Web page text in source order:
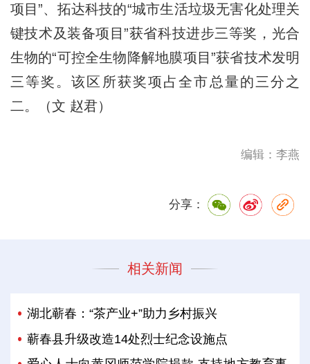
项目”、拓达科技的“城市生活垃圾无害化处理关
键技术及装备项目”获省科技进步三等奖，光合
生物的“可控全生物降解地膜项目”获省技术发明
三等奖。该区所获奖项占全市总量的三分之
二。（文 赵君）
编辑：李燕
分享：
相关新闻
湖北蕲春：“茶产业+”助力乡村振兴
蕲春县升级改造14处烈士纪念设施点